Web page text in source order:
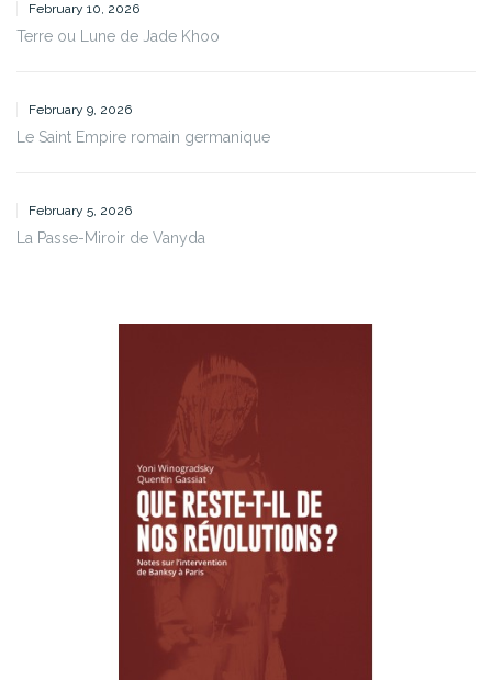
February 10, 2026
Terre ou Lune de Jade Khoo
February 9, 2026
Le Saint Empire romain germanique
February 5, 2026
La Passe-Miroir de Vanyda